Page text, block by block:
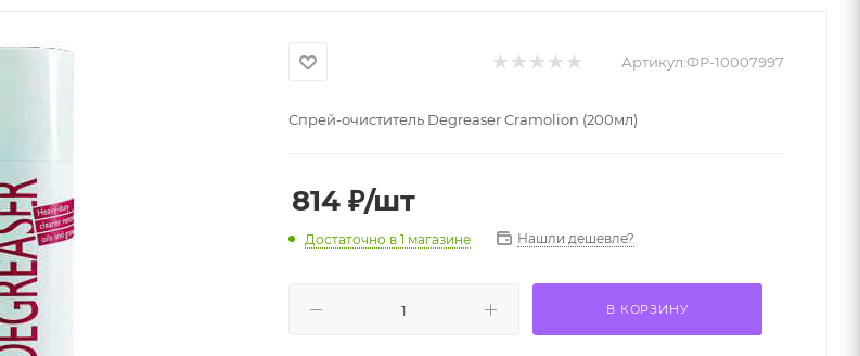
Артикул:ФР-10007997
Спрей-очиститель Degreaser Cramolion (200мл)
814 ₽/шт
Достаточно в 1 магазине Нашли дешевле?
В КОРЗИНУ